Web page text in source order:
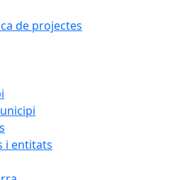
de projectes
i entitats